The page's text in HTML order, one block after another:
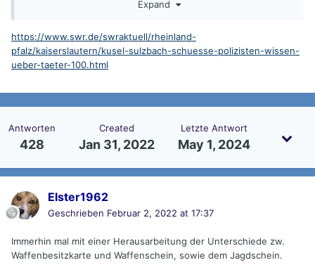
Tatverdächtigen seien zwei Langwaffen entdeckt worden.
Expand
https://www.swr.de/swraktuell/rheinland-
pfalz/kaiserslautern/kusel-sulzbach-schuesse-polizisten-wissen-
ueber-taeter-100.html
Antworten
428
Created
Jan 31, 2022
Letzte Antwort
May 1, 2024
Elster1962
Geschrieben Februar 2, 2022 at 17:37
Immerhin mal mit einer Herausarbeitung der Unterschiede zw.
Waffenbesitzkarte und Waffenschein, sowie dem Jagdschein.